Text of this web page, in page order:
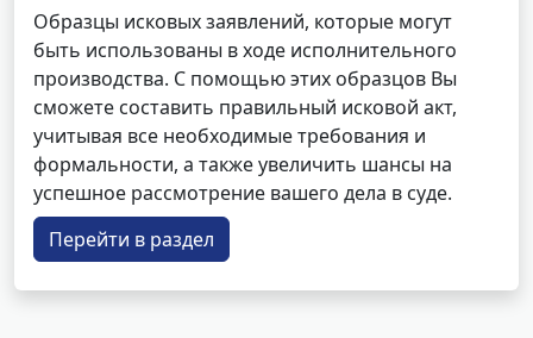
Образцы исковых заявлений, которые могут
быть использованы в ходе исполнительного
производства. С помощью этих образцов Вы
сможете составить правильный исковой акт,
учитывая все необходимые требования и
формальности, а также увеличить шансы на
успешное рассмотрение вашего дела в суде.
Перейти в раздел